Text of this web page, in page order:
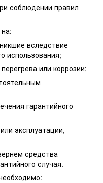
соблюдении правил
вследствие
использования;
или коррозии;
гарантийного
эксплуатации,
средства
случая.